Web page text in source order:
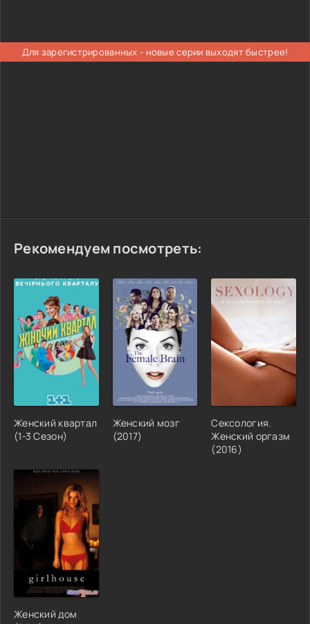
Для зарегистрированных - новые серии выходят быстрее!
Рекомендуем посмотреть:
Женский квартал
(1-3 Сезон)
Женский мозг
(2017)
Сексология.
Женский оргазм
(2016)
Женский дом